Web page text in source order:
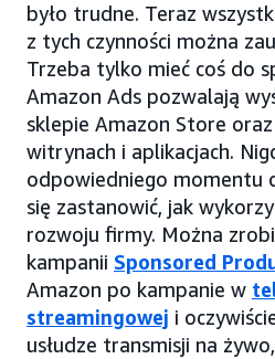
było trudne. Teraz
z tych czynności można
Trzeba tylko mieć coś do
Amazon Ads pozwalają
sklepie Amazon Store
witrynach i aplikacjach.
odpowiedniego momentu
się zastanowić, jak
rozwoju firmy. Można
kampanii Sponsored
Amazon po kampanie w
streamingowej i
usłudze transmisji na